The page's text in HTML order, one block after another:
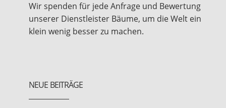
Wir spenden für jede Anfrage und Bewertung
unserer Dienstleister Bäume, um die Welt ein
klein wenig besser zu machen.
NEUE BEITRÄGE